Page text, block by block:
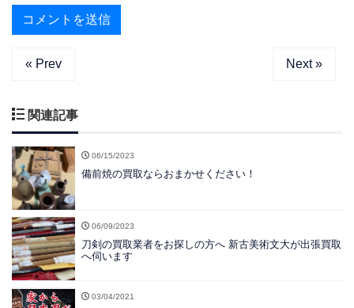
« Prev Next »
関連記事
06/15/2023
備前焼の買取ならおまかせください！
06/09/2023
刀剣の買取業者をお探しの方へ 新古美術文大が出張買取
へ伺います
03/04/2021